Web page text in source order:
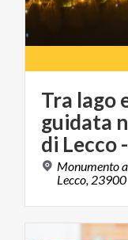
Tra lago
guidata
di Lecco
Monumento
Lecco, 23900